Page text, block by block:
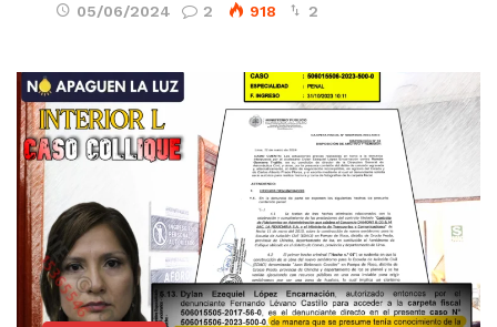
05/06/2024 2 918 2